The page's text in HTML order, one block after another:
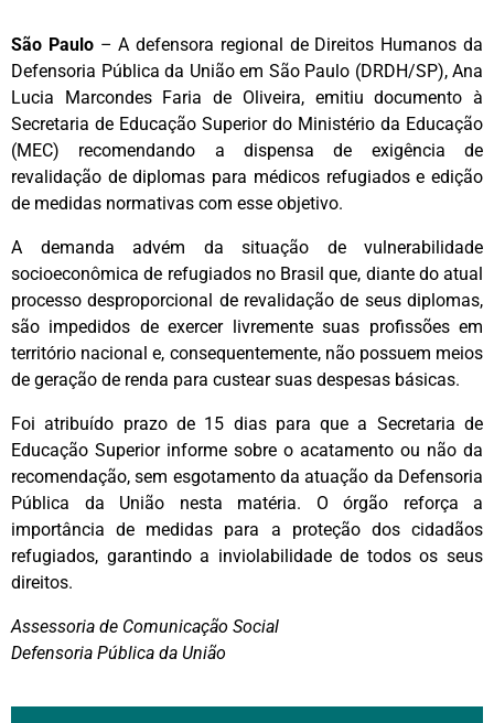
São Paulo– A defensora regional de Direitos Humanos da
Defensoria Pública da União em São Paulo (DRDH/SP), Ana
Lucia Marcondes Faria de Oliveira, emitiu documento à
Secretaria de Educação Superior do Ministério da Educação
(MEC) recomendando a dispensa de exigência de
revalidação de diplomas para médicos refugiados e edição
de medidas normativas com esse objetivo.
A demanda advém da situação de vulnerabilidade
socioeconômica de refugiados no Brasil que, diante do atual
processo desproporcional de revalidação de seus diplomas,
são impedidos de exercer livremente suas profissões em
território nacional e, consequentemente, não possuem meios
de geração de renda para custear suas despesas básicas.
Foi atribuído prazo de 15 dias para que a Secretaria de
Educação Superior informe sobre o acatamento ou não da
recomendação, sem esgotamento da atuação da Defensoria
Pública da União nesta matéria. O órgão reforça a
importância de medidas para a proteção dos cidadãos
refugiados, garantindo a inviolabilidade de todos os seus
direitos.
Assessoria de Comunicação Social
Defensoria Pública da União